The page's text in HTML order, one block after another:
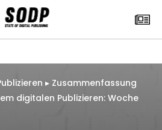
▸ Zusammenfassung
digitalen Publizieren: Woche